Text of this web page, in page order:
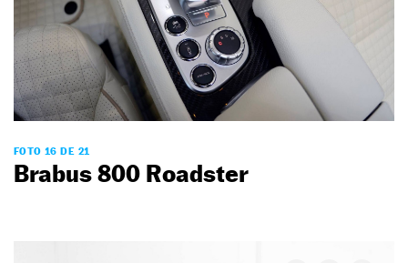
FOTO 16 DE 21
Brabus 800 Roadster